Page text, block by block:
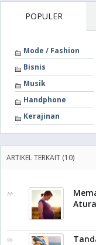
POPULER
Mode / Fashion
Bisnis
Musik
Handphone
Kerajinan
ARTIKEL TERKAIT (10)